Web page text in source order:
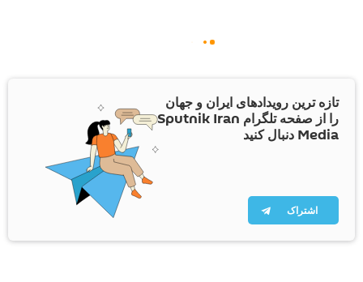
تازه ترین رویدادهای ایران و جهان
را از صفحه تلگرام Sputnik Iran
Media دنبال کنید
اشتراک